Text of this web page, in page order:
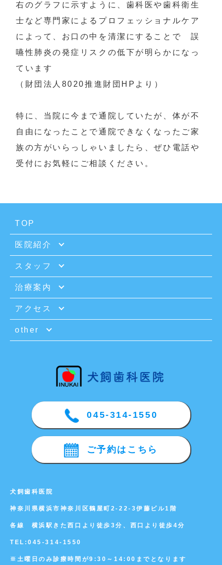
右のグラフに示すように、歯科医や歯科衛生
士など専門家によるプロフェッショナルケア
によって、お口の中を清潔にすることで　誤
嚥性肺炎の発症リスクの低下が明らかになっ
ています
（財団法人8020推進財団HPより）
特に、当院に今まで通院していたが、体が不
自由になったことで通院できなくなったご家
族の方がいらっしゃいましたら、ぜひ電話や
受付にお気軽にご相談ください。
TOP
医院紹介
スタッフ
治療案内
アクセス
other
045-314-1550
ご予約はこちら
犬飼歯科医院
神奈川県横浜市神奈川区鶴屋町2-22-3伊藤ビル1階
各線 横浜駅きた西口より徒歩3分、西口より徒歩4分
TEL:045-314-1550
※土曜日のみ診療時間が9:30～14:00までとなります